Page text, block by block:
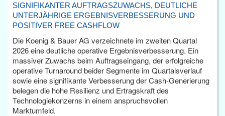
SIGNIFIKANTER AUFTRAGSZUWACHS, DEUTLICHE
UNTERJÄHRIGE ERGEBNISVERBESSERUNG UND
POSITIVER FREE CASHFLOW
Die Koenig & Bauer AG verzeichnete im zweiten Quartal
2026 eine deutliche operative Ergebnisverbesserung. Ein
massiver Zuwachs beim Auftragseingang, der erfolgreiche
operative Turnaround beider Segmente im Quartalsverlauf
sowie eine signifikante Verbesserung der Cash-Generierung
belegen die hohe Resilienz und Ertragskraft des
Technologiekonzerns in einem anspruchsvollen
Marktumfeld.